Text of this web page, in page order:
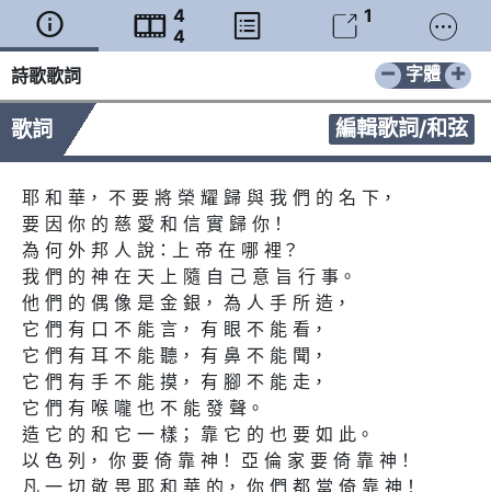
  4
4
  1 
詩歌歌詞 − +
字體
歌詞 編輯歌詞/和弦
耶 和 華， 不 要 將 榮 耀 歸 與 我 們 的 名 下，
要 因 你 的 慈 愛 和 信 實 歸 你！
為 何 外 邦 人 說：上 帝 在 哪 裡？
我 們 的 神 在 天 上 隨 自 己 意 旨 行 事。
他 們 的 偶 像 是 金 銀， 為 人 手 所 造，
它 們 有 口 不 能 言， 有 眼 不 能 看，
它 們 有 耳 不 能 聽， 有 鼻 不 能 聞，
它 們 有 手 不 能 摸， 有 腳 不 能 走，
它 們 有 喉 嚨 也 不 能 發 聲。
造 它 的 和 它 一 樣； 靠 它 的 也 要 如 此。
以 色 列， 你 要 倚 靠 神！ 亞 倫 家 要 倚 靠 神！
凡 一 切 敬 畏 耶 和 華 的， 你 們 都 當 倚 靠 神！